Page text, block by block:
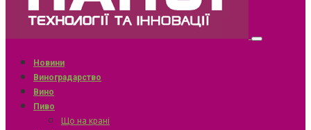
Новини
Виноградарство
Вино
Пиво
Що на крані